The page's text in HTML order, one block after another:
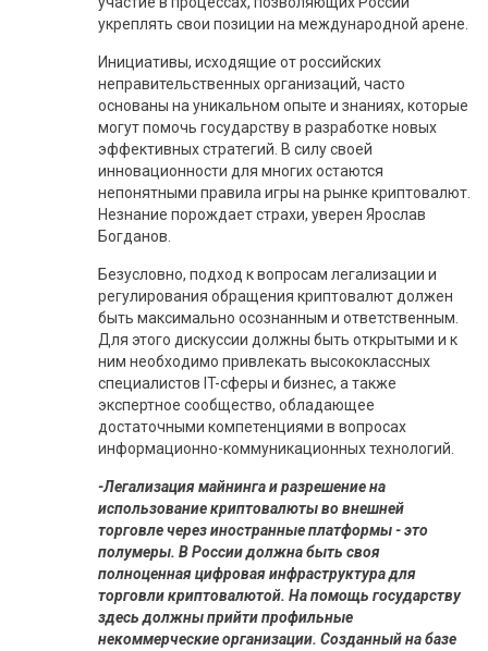
укреплять свои позиции на международной арене.
Инициативы, исходящие от российских
неправительственных организаций, часто
основаны на уникальном опыте и знаниях, которые
могут помочь государству в разработке новых
эффективных стратегий. В силу своей
инновационности для многих остаются
непонятными правила игры на рынке криптовалют.
Незнание порождает страхи, уверен Ярослав
Богданов.
Безусловно, подход к вопросам легализации и
регулирования обращения криптовалют должен
быть максимально осознанным и ответственным.
Для этого дискуссии должны быть открытыми и к
ним необходимо привлекать высококлассных
специалистов IT-сферы и бизнес, а также
экспертное сообщество, обладающее
достаточными компетенциями в вопросах
информационно-коммуникационных технологий.
-Легализация майнинга и разрешение на
использование криптовалюты во внешней
торговле через иностранные платформы - это
полумеры. В России должна быть своя
полноценная цифровая инфраструктура для
торговли криптовалютой. На помощь государству
здесь должны прийти профильные
некоммерческие организации. Созданный на базе